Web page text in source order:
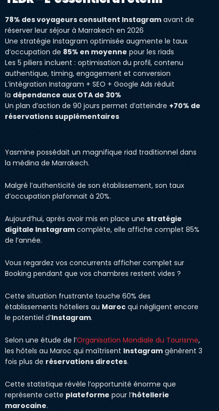
78% des voyageurs consultent Instagram avant de
réserver leur séjour à Marrakech en 2026
Une stratégie Instagram optimisée augmente le taux
d’occupation de 85% en moyenne pour les riads
Les 5 piliers incluent : optimisation du profil, contenu
authentique, timing, engagement et conversion
L’intégration Instagram + SEO + Google Ads réduit
la dépendance aux OTA de 30%
Un plan d’action de 90 jours permet d’atteindre +70% de
réservations supplémentaires
Yasmine possédait un magnifique riad traditionnel dans
la médina de Marrakech.
Malgré l’authenticité de son établissement, son taux
d’occupation plafonnait à 20%.
Aujourd’hui, après avoir mis en place une stratégie
digitale Instagram complète, elle affiche complet 85%
de l’année.
Vous regardez vos concurrents afficher complet sur
Booking pendant que vos chambres restent vides ?
Cette situation frustrante touche 60% des
établissements hôteliers au Maroc qui négligent encore
le potentiel d’Instagram.
Selon une étude de l’Organisation Mondiale du Tourisme,
les hôtels au Maroc qui maîtrisent Instagram génèrent 3
fois plus de réservations directes.
Cette statistique révèle l’opportunité énorme que
représente cette plateforme pour l’hôtellerie
marocaine.